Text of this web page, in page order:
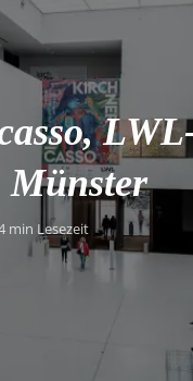
Münster
min Lesezeit